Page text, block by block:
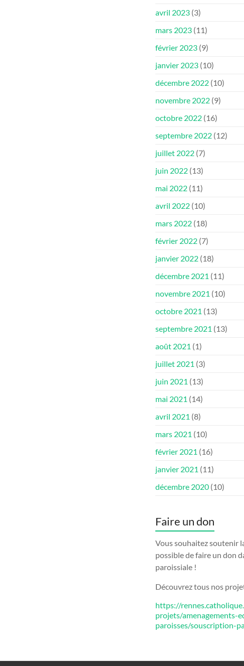
avril 2023 (3)
mars 2023 (11)
février 2023 (9)
janvier 2023 (10)
décembre 2022 (10)
novembre 2022 (9)
octobre 2022 (16)
septembre 2022 (12)
juillet 2022 (7)
juin 2022 (13)
mai 2022 (11)
avril 2022 (10)
mars 2022 (18)
février 2022 (7)
janvier 2022 (18)
décembre 2021 (11)
novembre 2021 (10)
octobre 2021 (13)
septembre 2021 (13)
août 2021 (1)
juillet 2021 (3)
juin 2021 (13)
mai 2021 (14)
avril 2021 (8)
mars 2021 (10)
février 2021 (16)
janvier 2021 (11)
décembre 2020 (10)
Faire un don
Vous souhaitez soutenir
possible de faire un don
paroissiale !
Découvrez tous nos
https://
projets/amenagements-
paroisses/souscription-